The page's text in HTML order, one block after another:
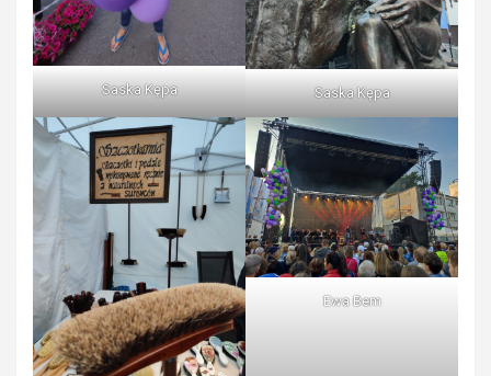
Saska Kępa Saska Kępa
Ewa Bem